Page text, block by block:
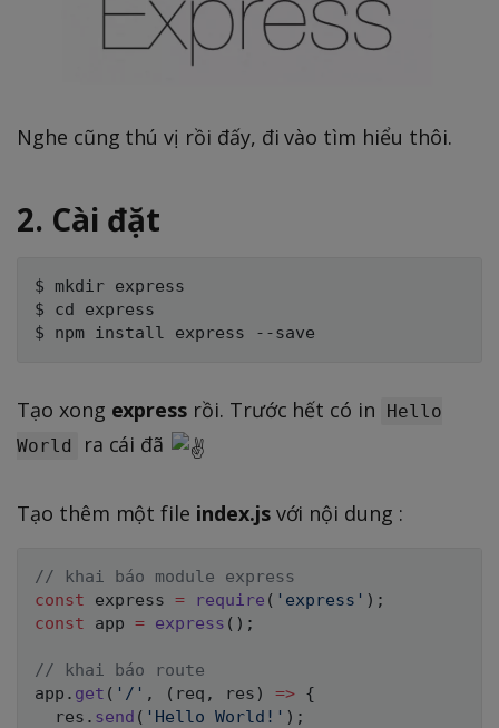
Nghe cũng thú vị rồi đấy, đi vào tìm hiểu thôi.
2. Cài đặt
$ mkdir express
$ cd express
Tạo xong express rồi. Trước hết có in
Hello
World
ra cái đã
Tạo thêm một file index.jsvới nội dung :
// khai báo module express
const express = require ( 'express' ) ;
const app = express ( ) ;
// khai báo route
app . get ( '/' , ( req , res ) => {
  res
. send ( 'Hello World!' ) ;